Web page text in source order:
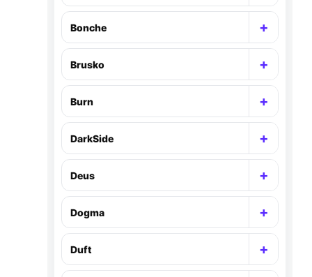
Bonche +
Brusko +
Burn +
DarkSide +
Deus +
Dogma +
Duft +